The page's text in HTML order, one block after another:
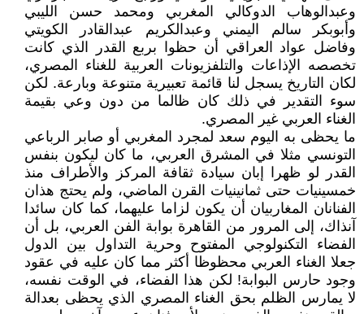
وعبدالوهاب الدوكالي المغربي ومحمد حسن الليبي
وأبوبكر سالم اليمني وعبدالكريم عبدالقادر الكويتي
وفاضل عواد العراقي أن حظوا بربع القدر الذي كانت
تخصصه الإذاعات والتلفزيونات العربية للغناء المصري،
لكان التاريخ يسجل لنا قائمة تعبيرية متنوعة وبارعة. لكن
سوء التقدير في ذلك كان ظالما من دون وعي بقيمة
الغناء العربي غير المصري.
ما يحظى به اليوم سعد لمجرد المغربي أو صابر الرباعي
التونسي مثلا في المشرق العربي، ما كان ليكون بنفس
القدر لو ظهرا إبان سيادة ثقافة المركز والأطراف منذ
خمسينيات حتى ثمانينيات القرن الماضي، ولم يحتج هذان
الفنانان المغاربيان أن يكون لزاما عليهما، كما كان سائدا
آنذاك، إلى المرور من القاهرة بوابة الفن العربي، بل أن
الفضاء التكنولوجي المفتوح وحرية التداول بين الدول
جعلا الغناء العربي محظوظا أكثر مما كان عليه في عقود
وجود حارس البوابة! لكن هذا الفضاء، في الوقت نفسه،
لا يمارس الظلم بحق الغناء المصري الذي يحظى بعدالة